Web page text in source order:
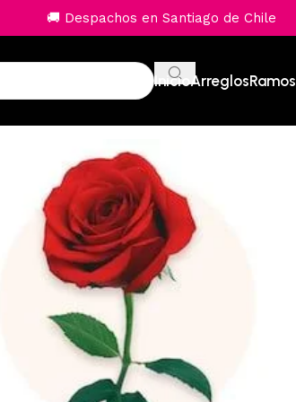
🚚 Despachos en Santiago de Chile
InicioArreglosRamos